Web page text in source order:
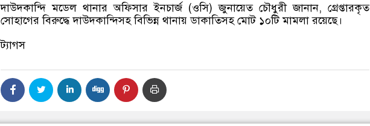
দাউদকান্দি মডেল থানার অফিসার ইনচার্জ (ওসি) জুনায়েত চৌধুরী জানান, গ্রেপ্তারকৃত
সোহাগের বিরুদ্ধে দাউদকান্দিসহ বিভিন্ন থানায় ডাকাতিসহ মোট ১০টি মামলা রয়েছে।
ট্যাগস